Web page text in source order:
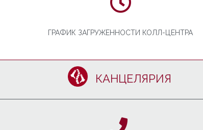
ГРАФИК ЗАГРУЖЕННОСТИ КОЛЛ-ЦЕНТРА
КАНЦЕЛЯРИЯ